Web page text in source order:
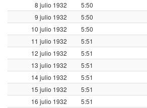
8 julio 1932 5:50
9 julio 1932
5:50
10 julio 1932
5:50
11 julio 1932
5:51
12 julio 1932
5:51
13 julio 1932
5:51
14 julio 1932
5:51
15 julio 1932
5:51
16 julio 1932
5:51